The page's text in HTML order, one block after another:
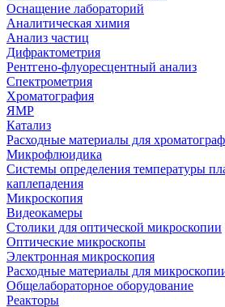
Оснащение лабораторий
Аналитическая химия
Анализ частиц
Дифрактометрия
Рентгено-флуоресцентный анализ
Спектрометрия
Хроматография
ЯМР
Катализ
Расходные материалы для
Микрофлюидика
Системы определения температуры
каплепадения
Микроскопия
Видеокамеры
Столики для оптической микроскопии
Оптические микроскопы
Электронная микроскопия
Расходные материалы для
Общелабораторное оборудование
Реакторы